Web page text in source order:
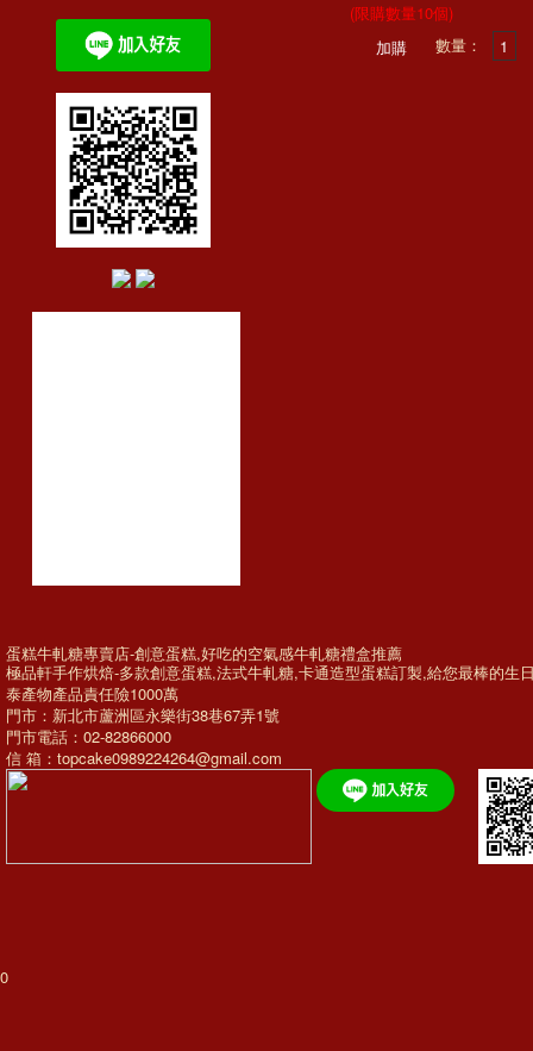
(限購數量10個)
數量：
蛋糕牛軋糖專賣店-創意蛋糕,好吃的空氣感牛軋糖禮盒推薦
極品軒手作烘焙-多款創意蛋糕,法式牛軋糖,卡通造型蛋糕訂製,給您最棒的生
泰產物產品責任險1000萬
門市：新北市蘆洲區永樂街38巷67弄1號
門市電話：02-82866000
信 箱：topcake0989224264@gmail.com
0